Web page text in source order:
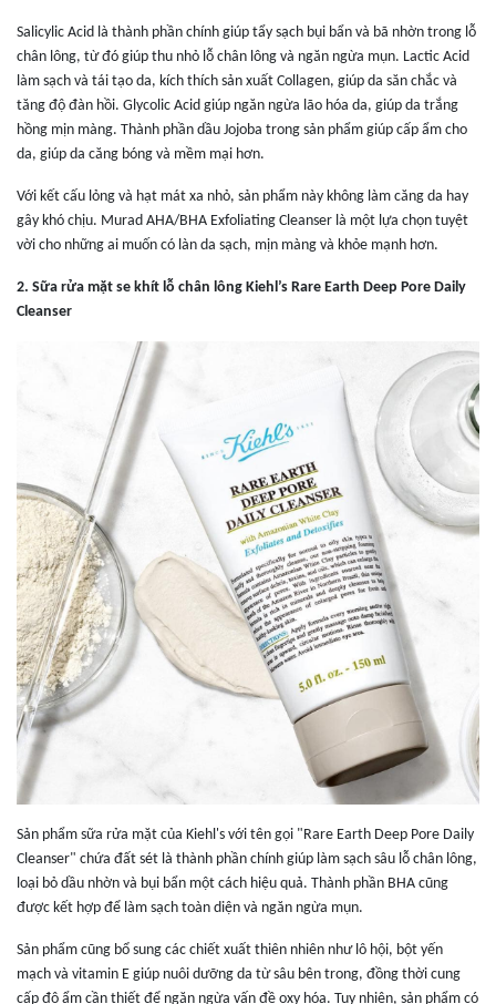
Salicylic Acid là thành phần chính giúp tẩy sạch bụi bẩn và bã nhờn trong lỗ
chân lông, từ đó giúp thu nhỏ lỗ chân lông và ngăn ngừa mụn. Lactic Acid
làm sạch và tái tạo da, kích thích sản xuất Collagen, giúp da săn chắc và
tăng độ đàn hồi. Glycolic Acid giúp ngăn ngừa lão hóa da, giúp da trắng
hồng mịn màng. Thành phần dầu Jojoba trong sản phẩm giúp cấp ẩm cho
da, giúp da căng bóng và mềm mại hơn.
Với kết cấu lỏng và hạt mát xa nhỏ, sản phẩm này không làm căng da hay
gây khó chịu. Murad AHA/BHA Exfoliating Cleanser là một lựa chọn tuyệt
vời cho những ai muốn có làn da sạch, mịn màng và khỏe mạnh hơn.
2. Sữa rửa mặt se khít lỗ chân lông Kiehl’s Rare Earth Deep Pore Daily
Cleanser
Sản phẩm sữa rửa mặt của Kiehl's với tên gọi "Rare Earth Deep Pore Daily
Cleanser" chứa đất sét là thành phần chính giúp làm sạch sâu lỗ chân lông,
loại bỏ dầu nhờn và bụi bẩn một cách hiệu quả. Thành phần BHA cũng
được kết hợp để làm sạch toàn diện và ngăn ngừa mụn.
Sản phẩm cũng bổ sung các chiết xuất thiên nhiên như lô hội, bột yến
mạch và vitamin E giúp nuôi dưỡng da từ sâu bên trong, đồng thời cung
cấp độ ẩm cần thiết để ngăn ngừa vấn đề oxy hóa. Tuy nhiên, sản phẩm có